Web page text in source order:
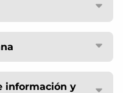
información y